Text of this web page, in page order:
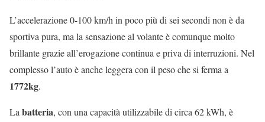
L’accelerazione 0-100 km/h in poco più di sei secondi non è da
sportiva pura, ma la sensazione al volante è comunque molto
brillante grazie all’erogazione continua e priva di interruzioni. Nel
complesso l’auto è anche leggera con il peso che si ferma a
1772kg.
La batteria, con una capacità utilizzabile di circa 62 kWh, è